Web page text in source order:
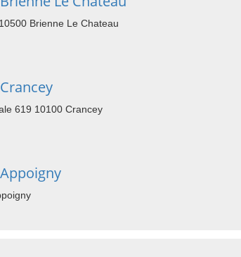
Brienne Le Chateau
619 10100 Crancey